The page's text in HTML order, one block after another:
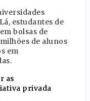
estudantes de
bolsas de
de alunos
em
as
privada